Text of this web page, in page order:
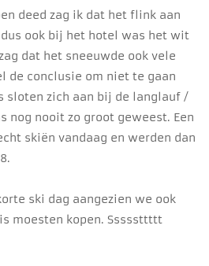
deed zag ik dat het flink aan
ook bij het hotel was het wit
dat het sneeuwde ook vele
de conclusie om niet te gaan
sloten zich aan bij de langlauf /
nog nooit zo groot geweest. Een
skiën vandaag en werden dan
ski dag aangezien we ook
moesten kopen. Sssssttttt